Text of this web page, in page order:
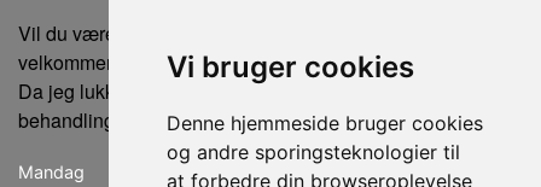
Vi bruger cookies
Denne hjemmeside bruger cookies
og andre sporingsteknologier til
at forbedre din browseroplevelse
Vil du være sikker på ikke at gå forgæves, er du altid
velkommen til at ringe eller sende en sms for tidsbestilling.
Da jeg lukker klinikken, når der ikke er bookede
behandlinger, kan der ikke købes produkter uden en aftale.
Mandag lukket